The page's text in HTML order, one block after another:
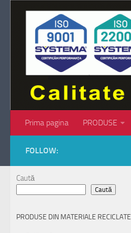
Skip to content
Prima pagina PRODUSE
FOLLOW:
Caută
Caută
PRODUSE DIN MATERIALE RECICLATE